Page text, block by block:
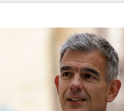
da Universal Studios na Califórnia